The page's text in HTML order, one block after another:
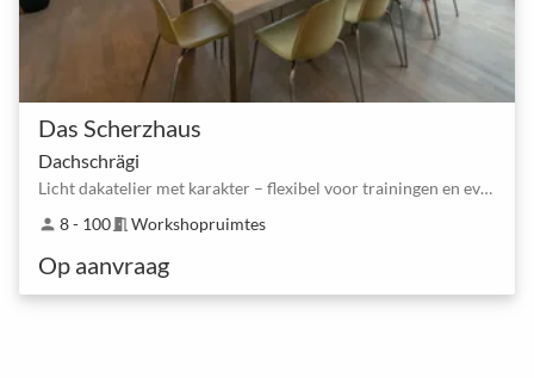
Das Scherzhaus
Dachschrägi
Licht dakatelier met karakter – flexibel voor trainingen en events
person 8 - 100meeting_room Workshopruimtes
Op aanvraag